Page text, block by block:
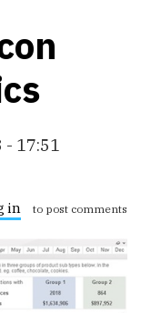
- 17:51
in to post comments